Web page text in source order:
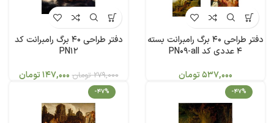
دفتر طراحی 40 برگ رامبرانت بسته
4 عددی کد PN09-all
537,000تومان
دفتر طراحی 40 برگ رامبرانت کد
PN12
279,000 تومان 147,000تومان
-47%
-47%